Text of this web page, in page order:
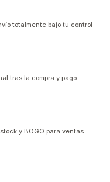
totalmente bajo tu control
tras la compra y pago
y BOGO para ventas